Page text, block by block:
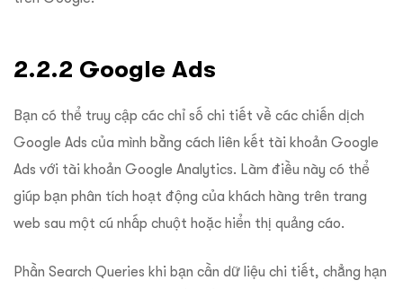
2.2.2 Google Ads
Bạn có thể truy cập các chỉ số chi tiết về các chiến dịch
Google Ads của mình bằng cách liên kết tài khoản Google
Ads với tài khoản Google Analytics. Làm điều này có thể
giúp bạn phân tích hoạt động của khách hàng trên trang
web sau một cú nhấp chuột hoặc hiển thị quảng cáo.
Phần Search Queries khi bạn cần dữ liệu chi tiết, chẳng hạn